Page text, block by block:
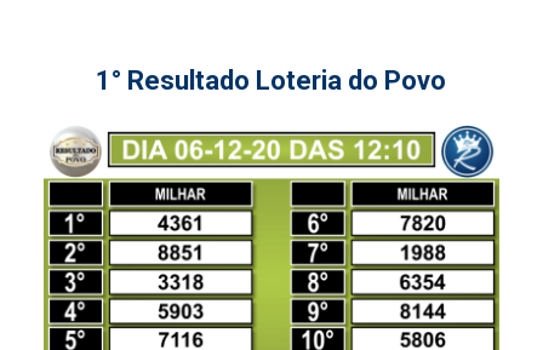
1° Resultado Loteria do Povo